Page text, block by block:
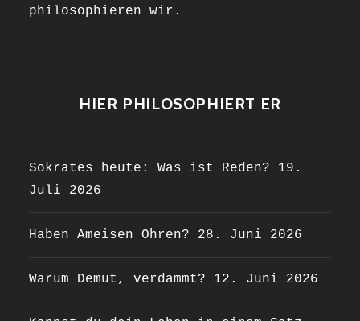
philosophieren wir.
HIER PHILOSOPHIERT ER
Sokrates heute: Was ist Reden?
19.
Juli 2026
Haben Ameisen Ohren? 28. Juni 2026
Warum Demut, verdammt? 12. Juni 2026